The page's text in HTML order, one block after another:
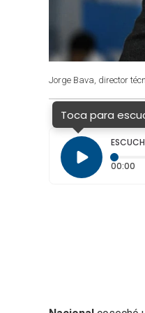
Jorge Bava, director
Toca para
00:00